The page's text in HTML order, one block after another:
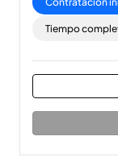
Tiempo